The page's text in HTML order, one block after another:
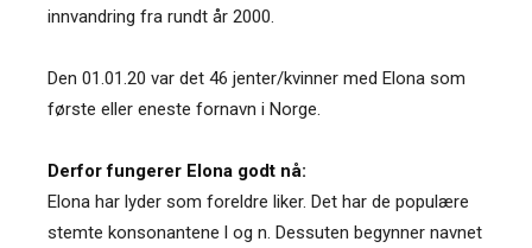
innvandring fra rundt år 2000.
Den 01.01.20 var det 46 jenter/kvinner med Elona som
første eller eneste fornavn i Norge.
Derfor fungerer Elona godt nå:
Elona har lyder som foreldre liker. Det har de populære
stemte konsonantene l og n. Dessuten begynner navnet